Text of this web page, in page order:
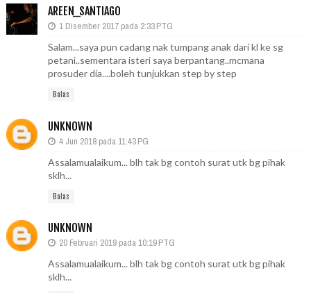
AREEN_SANTIAGO
1 Disember 2017 pada 2:33 PTG
Salam...saya pun cadang nak tumpang anak dari kl ke sg
petani..sementara isteri saya berpantang..mcmana
prosuder dia....boleh tunjukkan step by step
Balas
UNKNOWN
4 Jun 2018 pada 11:43 PG
Assalamualaikum... blh tak bg contoh surat utk bg pihak
sklh...
Balas
UNKNOWN
20 Februari 2019 pada 10:19 PTG
Assalamualaikum... blh tak bg contoh surat utk bg pihak
sklh...